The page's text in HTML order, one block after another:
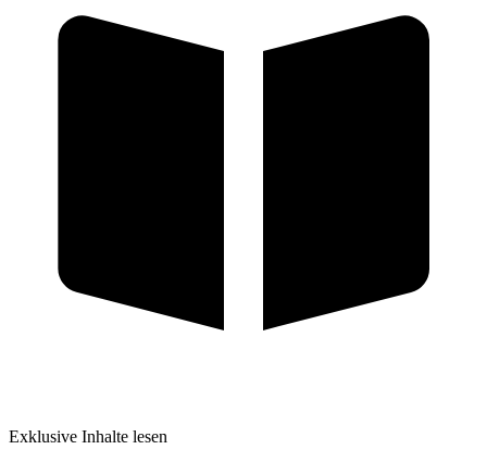
Exklusive Inhalte lesen